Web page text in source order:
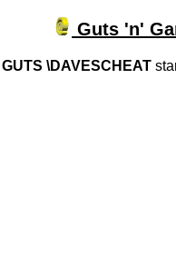
Guts 'n'
GUTS \DAVESCHEAT